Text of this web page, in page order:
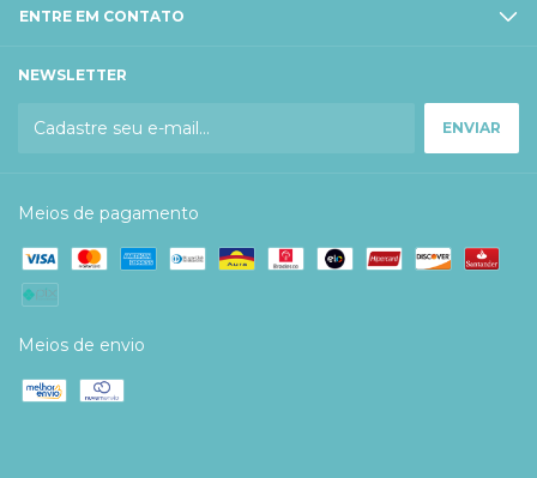
ENTRE EM CONTATO
NEWSLETTER
Meios de pagamento
Meios de envio